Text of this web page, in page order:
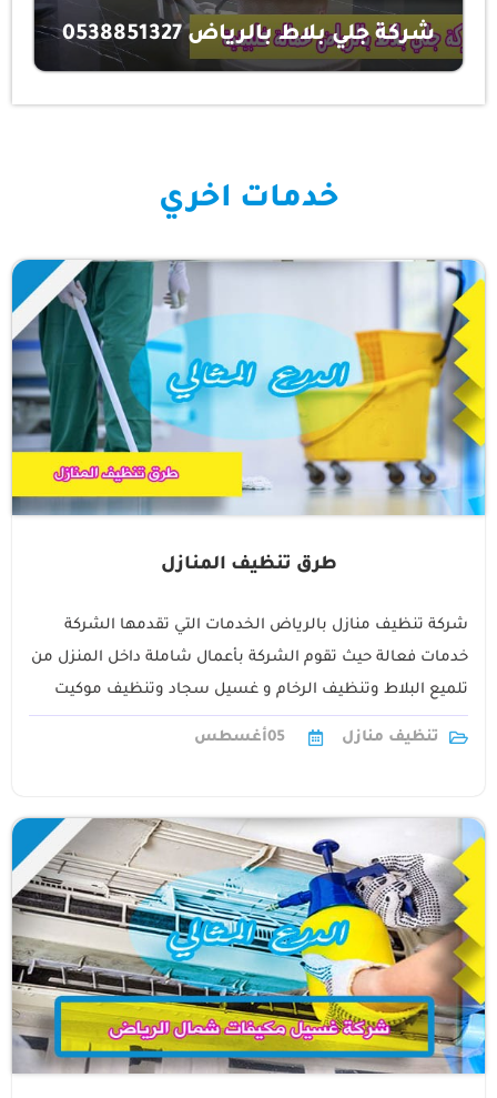
شركة جلي بلاط بالرياض 0538851327
خدمات اخري
طرق تنظيف المنازل
شركة تنظيف منازل بالرياض الخدمات التي تقدمها الشركة
خدمات فعالة حيث تقوم الشركة بأعمال شاملة داخل المنزل من
تلميع البلاط وتنظيف الرخام و غسيل سجاد وتنظيف موكيت
وغسيل حوائط وتنظيف1
تنظيف منازل
05أغسطس